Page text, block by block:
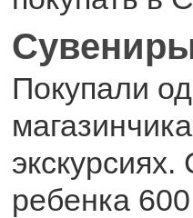
Покупали
ребенка